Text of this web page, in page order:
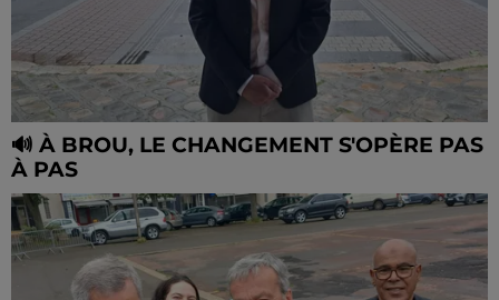
🔊 À BROU, LE CHANGEMENT S'OPÈRE PAS
À PAS